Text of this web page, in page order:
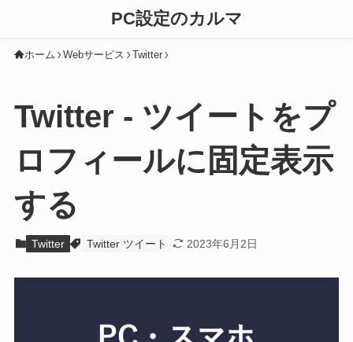
PC設定のカルマ
ホーム Webサービス Twitter
Twitter - ツイートをプ
ロフィールに固定表示
する
Twitter Twitter ツイート 2023年6月2日